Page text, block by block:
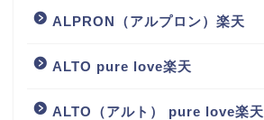
ALPRON（アルプロン）楽天
ALTO pure love楽天
ALTO（アルト） pure love楽天